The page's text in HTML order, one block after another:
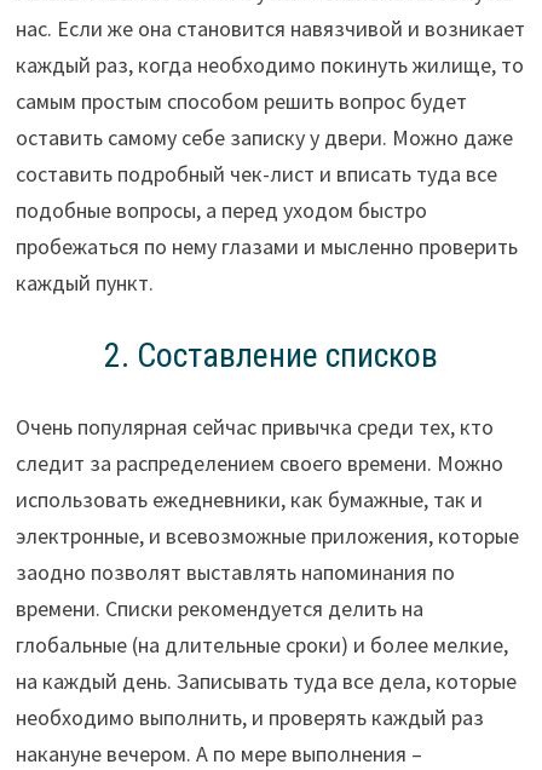
нас. Если же она становится навязчивой и возникает
каждый раз, когда необходимо покинуть жилище, то
самым простым способом решить вопрос будет
оставить самому себе записку у двери. Можно даже
составить подробный чек-лист и вписать туда все
подобные вопросы, а перед уходом быстро
пробежаться по нему глазами и мысленно проверить
каждый пункт.
2. Составление списков
Очень популярная сейчас привычка среди тех, кто
следит за распределением своего времени. Можно
использовать ежедневники, как бумажные, так и
электронные, и всевозможные приложения, которые
заодно позволят выставлять напоминания по
времени. Списки рекомендуется делить на
глобальные (на длительные сроки) и более мелкие,
на каждый день. Записывать туда все дела, которые
необходимо выполнить, и проверять каждый раз
накануне вечером. А по мере выполнения –